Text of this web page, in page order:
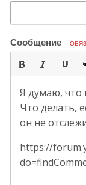
Сообщение
Я думаю, что
Что делать,
он не
https://